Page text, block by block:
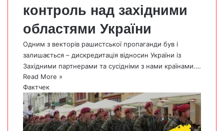
контроль над західними
областями України
Одним з векторів рашистської пропаганди був і
залишається – дискредитація відносин України із
Західними партнерами та сусідніми з нами країнами.…
Read More »
Фактчек